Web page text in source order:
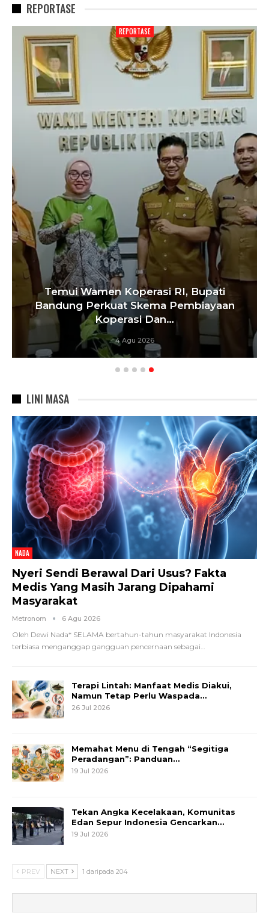
REPORTASE
REPORTASE
Pemkot Siapkan TPST Tegalega
Produksi Briket RDF Bernilai
6 Agu 2026
LINI MASA
NADA
Nyeri Sendi Berawal Dari Usus? Fakta
Medis Yang Masih Jarang Dipahami
Masyarakat
Metronom 6 Agu 2026
Oleh Dewi Nada* SELAMA bertahun-tahun masyarakat Indonesia
terbiasa menganggap gangguan pencernaan sebagai
Terapi Lintah: Manfaat Medis Diakui,
Namun Tetap Perlu Waspada…
26 Jul 2026
Memahat Menu di Tengah “Segitiga
Peradangan”: Panduan…
19 Jul 2026
Tekan Angka Kecelakaan, Komunitas
Edan Sepur Indonesia Gencarkan…
19 Jul 2026
PREV NEXT 1 daripada 204